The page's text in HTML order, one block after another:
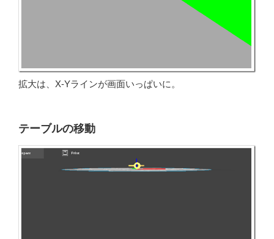
拡大は、X-Yラインが画面いっぱいに。
テーブルの移動